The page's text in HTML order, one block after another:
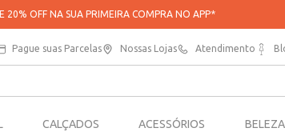
20% OFF NA SUA PRIMEIRA COMPRA NO APP*
Pague suas Parcelas Nossas Lojas Atendimento
CALÇADOS ACESSÓRIOS BELEZA